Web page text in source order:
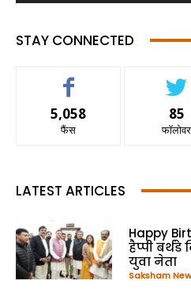
STAY CONNECTED
5,058
फैंस
85
फॉलोवर
LATEST ARTICLES
Happy
हैप्पी बर्थडे
युवा नेता
Saksham